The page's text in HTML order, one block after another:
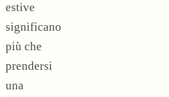
estive
significano
più che
prendersi
una